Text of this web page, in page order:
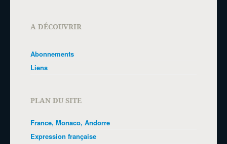
A DÉCOUVRIR
Abonnements
Liens
PLAN DU SITE
France, Monaco, Andorre
Expression française